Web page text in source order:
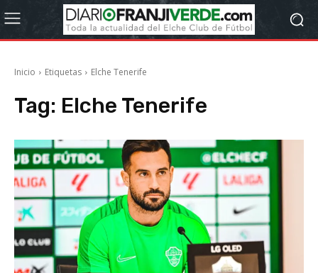
Inicio Etiquetas Elche Tenerife
Tag: Elche Tenerife